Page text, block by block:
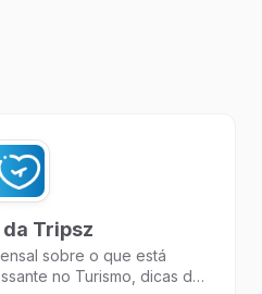
Tripsz
sobre o que está
no Turismo, dicas de